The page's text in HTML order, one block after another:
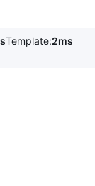
Template:2ms